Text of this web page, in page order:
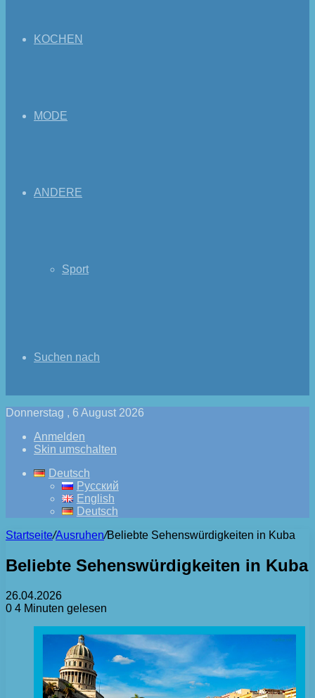
KOCHEN
MODE
ANDERE
Sport
Suchen nach
Donnerstag , 6 August 2026
Anmelden
Skin umschalten
Deutsch
Русский
English
Deutsch
Startseite/Ausruhen/Beliebte Sehenswürdigkeiten in Kuba
Beliebte Sehenswürdigkeiten in Kuba
26.04.2026
0 4 Minuten gelesen